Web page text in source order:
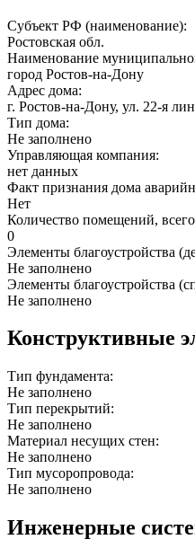
Субъект РФ (наименование):
Ростовская обл.
Наименование
город Ростов-на-Дону
Адрес дома:
г. Ростов-на-Дону, ул. 22-я
Тип дома:
Не заполнено
Управляющая компания:
нет данных
Факт признания дома
Нет
Количество помещений,
0
Элементы благоустройства
Не заполнено
Элементы благоустройства
Не заполнено
Конструктивные
Тип фундамента:
Не заполнено
Тип перекрытий:
Не заполнено
Материал несущих стен:
Не заполнено
Тип мусоропровода:
Не заполнено
Инженерные